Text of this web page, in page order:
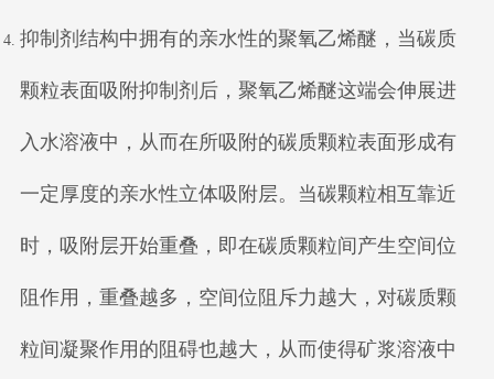
抑制剂结构中拥有的亲水性的聚氧乙烯醚，当碳质
颗粒表面吸附抑制剂后，聚氧乙烯醚这端会伸展进
入水溶液中，从而在所吸附的碳质颗粒表面形成有
一定厚度的亲水性立体吸附层。当碳颗粒相互靠近
时，吸附层开始重叠，即在碳质颗粒间产生空间位
阻作用，重叠越多，空间位阻斥力越大，对碳质颗
粒间凝聚作用的阻碍也越大，从而使得矿浆溶液中